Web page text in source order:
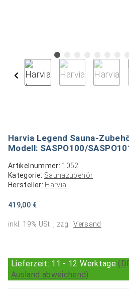
Harvia Legend Sauna-
Modell: SASPO100/
Artikelnummer: 1052
Kategorie: Saunazubehör
Hersteller: Harvia
419,00 €
inkl. 19% USt. , zzgl.Versand
Lieferzeit: 11 - 12 Werktage
Ausland abweichend)